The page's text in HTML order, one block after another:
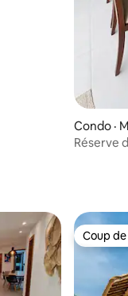
Condo ·
Réserve
Coup
Coup